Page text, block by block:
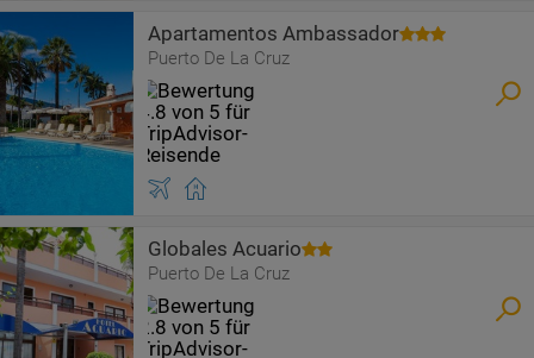
Apartamentos Ambassador
Puerto De La Cruz
Globales Acuario
Puerto De La Cruz